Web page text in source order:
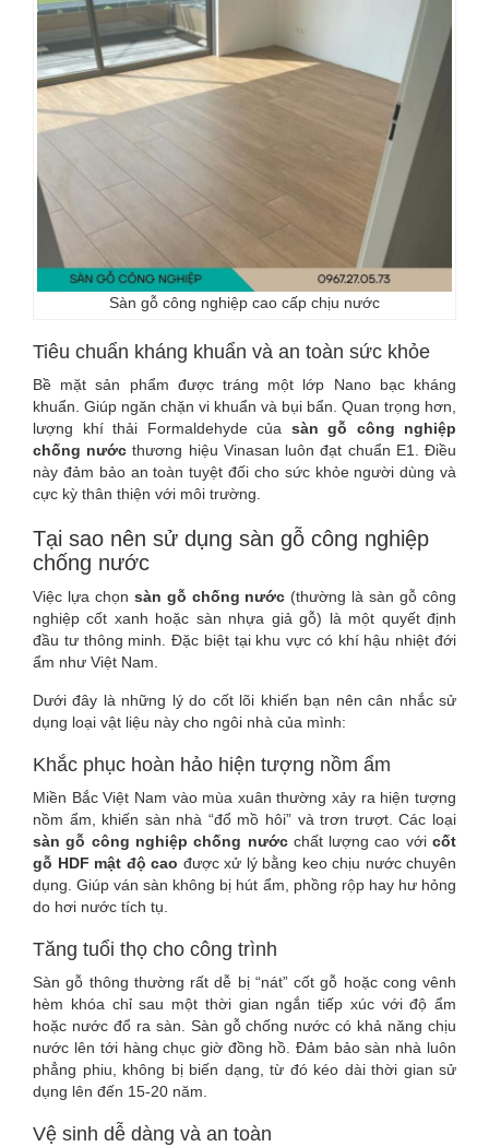
Sàn gỗ công nghiệp cao cấp chịu nước
Tiêu chuẩn kháng khuẩn và an toàn sức khỏe
Bề mặt sản phẩm được tráng một lớp Nano bạc kháng
khuẩn. Giúp ngăn chặn vi khuẩn và bụi bẩn. Quan trọng hơn,
lượng khí thải Formaldehyde của sàn gỗ công nghiệp
chống nước thương hiệu Vinasan luôn đạt chuẩn E1. Điều
này đảm bảo an toàn tuyệt đối cho sức khỏe người dùng và
cực kỳ thân thiện với môi trường.
Tại sao nên sử dụng sàn gỗ công nghiệp
chống nước
Việc lựa chọn sàn gỗ chống nước (thường là sàn gỗ công
nghiệp cốt xanh hoặc sàn nhựa giả gỗ) là một quyết định
đầu tư thông minh. Đặc biệt tại khu vực có khí hậu nhiệt đới
ẩm như Việt Nam.
Dưới đây là những lý do cốt lõi khiến bạn nên cân nhắc sử
dụng loại vật liệu này cho ngôi nhà của mình:
Khắc phục hoàn hảo hiện tượng nồm ẩm
Miền Bắc Việt Nam vào mùa xuân thường xảy ra hiện tượng
nồm ẩm, khiến sàn nhà “đổ mồ hôi” và trơn trượt. Các loại
sàn gỗ công nghiệp chống nướcchất lượng cao với cốt
gỗ HDF mật độ cao được xử lý bằng keo chịu nước chuyên
dụng. Giúp ván sàn không bị hút ẩm, phồng rộp hay hư hỏng
do hơi nước tích tụ.
Tăng tuổi thọ cho công trình
Sàn gỗ thông thường rất dễ bị “nát” cốt gỗ hoặc cong vênh
hèm khóa chỉ sau một thời gian ngắn tiếp xúc với độ ẩm
hoặc nước đổ ra sàn. Sàn gỗ chống nước có khả năng chịu
nước lên tới hàng chục giờ đồng hồ. Đảm bảo sàn nhà luôn
phẳng phiu, không bị biến dạng, từ đó kéo dài thời gian sử
dụng lên đến 15-20 năm.
Vệ sinh dễ dàng và an toàn